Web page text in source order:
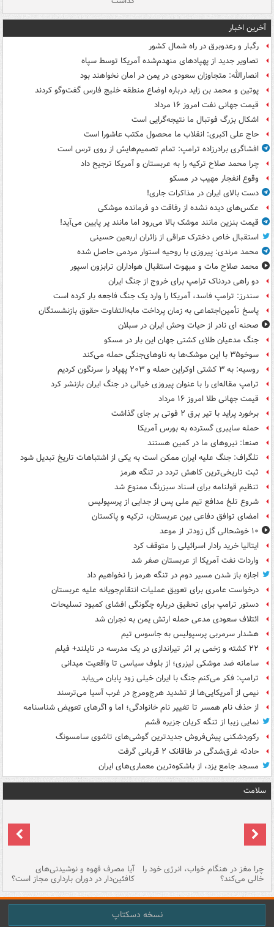
آخرین اخبار
رگبار و رعدوبرق در راه شمال کشور
تصاویر جدید از پهپادهای منهدم‌شده آمریکا توسط سپاه
انصارالله: متجاوزان سعودی در یمن در امان نخواهند بود
پوتین و محمد بن زاید درباره اوضاع منطقه خلیج فارس گفت‌وگو کردند
قیمت جهانی نفت امروز ۱۶ مرداد
اشکال بزرگ فوتبال ما نتیجه‌گرایی است
حاج علی اکبری: انقلاب ما محصول مکتب عاشورا است
افشاگری برادرزاده ترامپ: تمام تصمیم‌هایش از روی ترس است
چرا محمد صلاح ترکیه را به عربستان و آمریکا ترجیح داد
وقوع انفجار مهیب در مسکو
دست بالای ایران در مذاکرات جاری!
عکس‌های دیده نشده از رفاقت دو فرمانده‌ موشکی
قیمت بنزین مانند موشک بالا می‌رود اما مانند پر پایین می‌آید!
استقبال خاص دخترک عراقی از زائران اربعین حسینی
محمد مرندی: پیروزی با روحیه استوار مردمی حاصل شده
محمد صلاح مات و مبهوت استقبال هواداران ترابزون اسپور
دو راهی دردناک ترامپ برای خروج از جنگ ایران
سندرز: ترامپ فاسد، آمریکا را وارد یک جنگ فاجعه بار کرده است
پاسخ تأمین‌اجتماعی به زمان پرداخت مابه‌التفاوت حقوق بازنشستگان
صحنه ای نادر از حیات وحش ایران در سبلان
جنگ مدعیان طلای کشتی جهان این بار در مسکو
سوخو۳۵ با این موشک‌ها به ناوهای‌جنگی حمله می‌کند
روسیه: به ۳ کشتی اوکراین حمله و ۲۰۳ پهپاد را سرنگون کردیم
ترامپ مقاله‌ای را با عنوان پیروزی خیالی در جنگ ایران بازنشر کرد
قیمت جهانی طلا امروز ۱۶ مرداد
برخورد پراید با تیر برق ۲ فوتی بر جای گذاشت
حمله سایبری گسترده به بورس آمریکا
صنعا: نیروهای ما در کمین‌ هستند
تلگراف: جنگ علیه ایران ممکن است به یکی از اشتباهات تاریخ تبدیل شود
ثبت تاریخی‌ترین کاهش تردد در تنگه هرمز
تنظیم قولنامه برای اسناد سبزرنگ ممنوع شد
شروع تلخ مدافع تیم ملی پس از جدایی از پرسپولیس
امضای توافق دفاعی بین عربستان، ترکیه و پاکستان
۱۰ خوشحالی گل زودتر از موعد
ایتالیا خرید رادار اسرائیلی را متوقف کرد
واردات نفت آمریکا از عربستان صفر شد
اجازه باز شدن مسیر دوم در تنگه هرمز را نخواهیم داد
درخواست عامری برای تعویق عملیات انتقام‌جویانه علیه عربستان
دستور ترامپ برای تحقیق درباره چگونگی افشای کمبود تسلیحات
ائتلاف سعودی مدعی حمله ارتش یمن به نجران شد
هشدار سرمربی پرسپولیس به جاسوس تیم
۲۲ کشته و زخمی بر اثر تیراندازی در یک مدرسه در تایلند+ فیلم
سامانه ضد موشکی لیزری؛ از بلوف سیاسی تا واقعیت میدانی
ترامپ: فکر می‌کنم جنگ با ایران خیلی زود پایان می‌یابد
نیمی از آمریکایی‌ها از تشدید هرج‌ومرج در غرب آسیا می‌ترسند
از حذف نام همسر تا تغییر نام خانوادگی؛ اما و اگرهای تعویض شناسنامه
نمایی زیبا از تنگه کریان جزیره قشم
رکوردشکنی پیش‌فروش جدیدترین گوشی‌های تاشوی سامسونگ
حادثه غرق‌شدگی در طاقانک ۲ قربانی گرفت
مسجد جامع یزد، از باشکوه‌ترین معماری‌های ایران
سلامت
چرا مغز در هنگام خواب، انرژی خود را
خالی می‌کند؟
آیا مصرف قهوه و نوشیدنی‌های
کافئین‌دار در دوران بارداری مجاز است؟
نسخه دسکتاپ